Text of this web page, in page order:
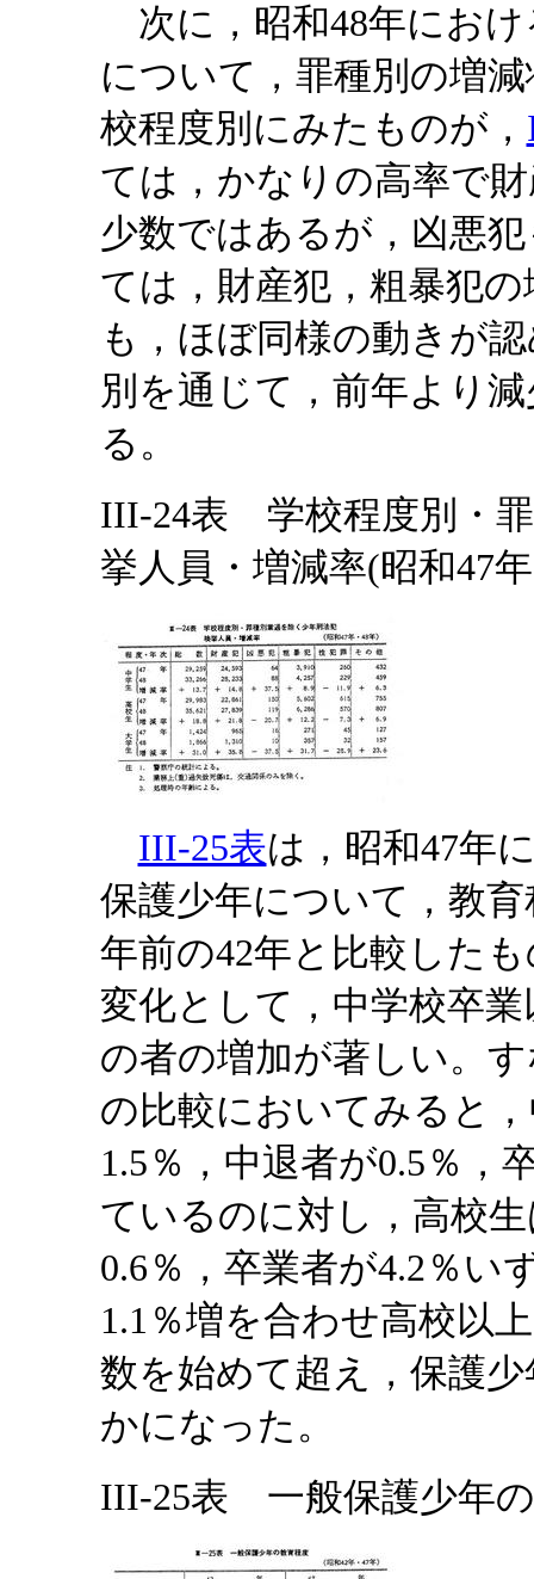
次に，昭和48年におけ
について，罪種別の増
校程度別にみたものが，
ては，かなりの高率で
少数ではあるが，凶悪
ては，財産犯，粗暴犯
も，ほぼ同様の動きが
別を通じて，前年より
る。
III-24表 学校程度別・
挙人員・増減率(昭和47
III-25表は，昭和47年
保護少年について，教
年前の42年と比較した
変化として，中学校卒
の者の増加が著しい。
の比較においてみると
1.5％，中退者が0.5％，
ているのに対し，高校
0.6％，卒業者が4.2％い
1.1％増を合わせ高校以
数を始めて超え，保護
かになった。
III-25表 一般保護少年の